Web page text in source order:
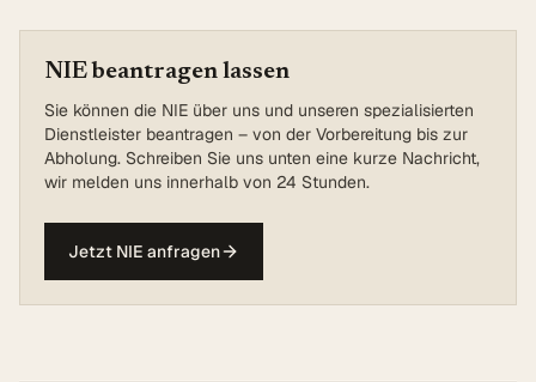
NIE beantragen lassen
Sie können die NIE über uns und unseren spezialisierten
Dienstleister beantragen – von der Vorbereitung bis zur
Abholung. Schreiben Sie uns unten eine kurze Nachricht,
wir melden uns innerhalb von 24 Stunden.
Jetzt NIE anfragen